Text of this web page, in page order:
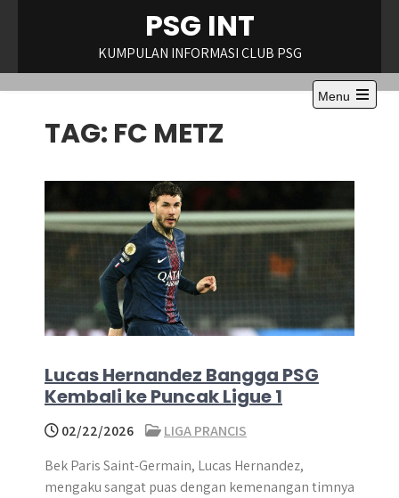
PSG INT
KUMPULAN INFORMASI CLUB PSG
Menu
Open
TAG: FC METZ
Lucas Hernandez Bangga PSG
Kembali ke Puncak Ligue 1
02/22/2026
LIGA PRANCIS
Bek Paris Saint-Germain, Lucas Hernandez,
mengaku sangat puas dengan kemenangan timnya